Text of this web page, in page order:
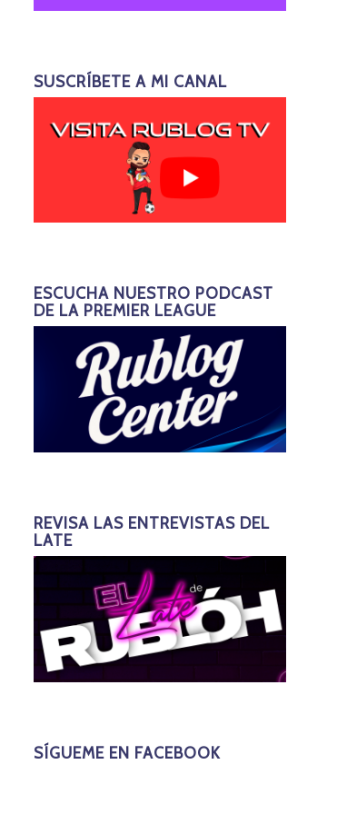
SUSCRÍBETE A MI CANAL
ESCUCHA NUESTRO PODCAST
DE LA PREMIER LEAGUE
REVISA LAS ENTREVISTAS DEL
LATE
SÍGUEME EN FACEBOOK